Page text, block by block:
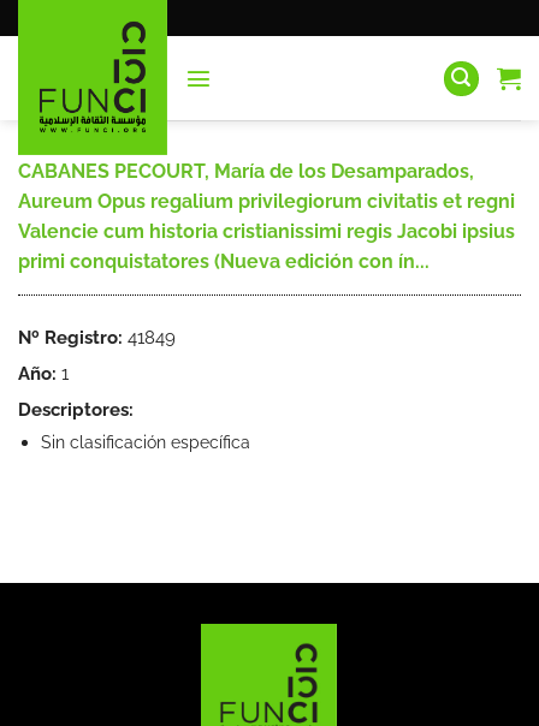
al
CABANES PECOURT, María de los Desamparados,
Aureum Opus regalium privilegiorum civitatis et regni
Valencie cum historia cristianissimi regis Jacobi ipsius
primi conquistatores (Nueva edición con ín...
Nº Registro: 41849
Año: 1
Descriptores:
Sin clasificación específica